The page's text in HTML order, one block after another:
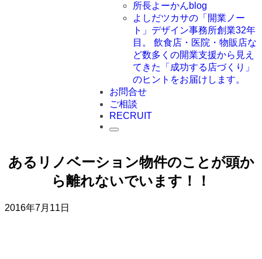
所長よーかんblog
よしだツカサの「開業ノー
ト」 デザイン事務所創業32年
目。 飲食店・医院・物販店な
ど数多くの開業支援から見え
てきた「成功する店づくり」
のヒントをお届けします。
お問合せ
ご相談
RECRUIT
あるリノベーション物件のことが頭か
ら離れないでいます！！
2016年7月11日